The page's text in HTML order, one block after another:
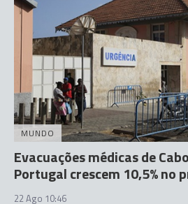
MUNDO
Evacuações médicas de
Portugal crescem 10,5%
22 Ago 10:46